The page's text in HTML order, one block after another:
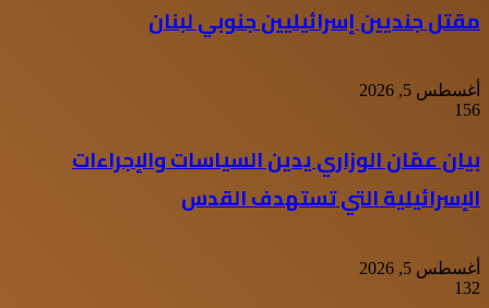
مقتل جنديين إسرائيليين جنوبي لبنان
أغسطس 5, 2026
156
بيان عمّان الوزاري يدين السياسات والإجراءات
الإسرائيلية التي تستهدف القدس
أغسطس 5, 2026
132